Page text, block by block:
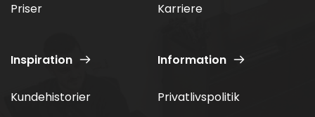
Priser Karriere
Inspiration
Kundehistorier
Information
Privatlivspolitik